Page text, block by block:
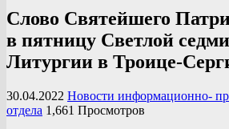
Слово Святейшего
в пятницу Светлой
Литургии в Троице-
30.04.2022 Новости информационно-
отдела 1,661 Просмотров